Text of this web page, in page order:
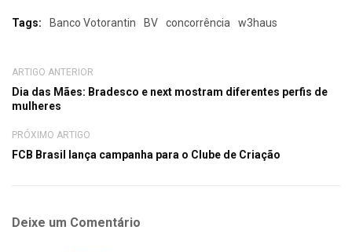
Tags: Banco Votorantin BV concorrência w3haus
ARTIGO ANTERIOR
Dia das Mães: Bradesco e next mostram diferentes perfis de
mulheres
PRÓXIMO ARTIGO
FCB Brasil lança campanha para o Clube de Criação
Deixe um Comentário